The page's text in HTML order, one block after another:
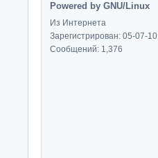
Powered by GNU/Linux
Из Интернета
Зарегистрирован: 05-07-10
Сообщений: 1,376